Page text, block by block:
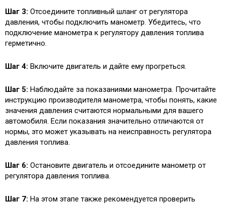
Шаг 3: Отсоедините топливный шланг от регулятора
давления, чтобы подключить манометр. Убедитесь, что
подключение манометра к регулятору давления топлива
герметично.
Шаг 4: Включите двигатель и дайте ему прогреться.
Шаг 5: Наблюдайте за показаниями манометра. Прочитайте
инструкцию производителя манометра, чтобы понять, какие
значения давления считаются нормальными для вашего
автомобиля. Если показания значительно отличаются от
нормы, это может указывать на неисправность регулятора
давления топлива.
Шаг 6: Остановите двигатель и отсоедините манометр от
регулятора давления топлива.
Шаг 7: На этом этапе также рекомендуется проверить